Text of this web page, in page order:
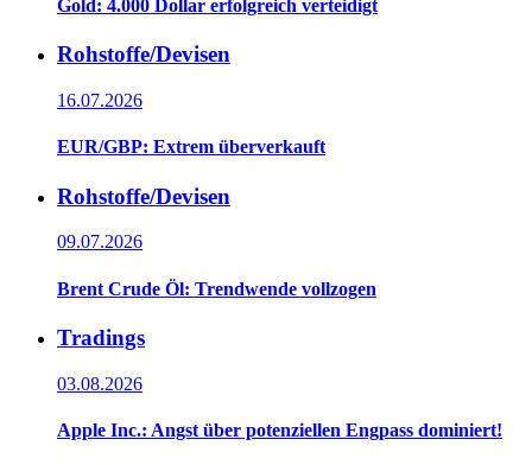
Gold: 4.000 Dollar erfolgreich verteidigt
Rohstoffe/Devisen
16.07.2026
EUR/GBP: Extrem überverkauft
Rohstoffe/Devisen
09.07.2026
Brent Crude Öl: Trendwende vollzogen
Tradings
03.08.2026
Apple Inc.: Angst über potenziellen Engpass dominiert!